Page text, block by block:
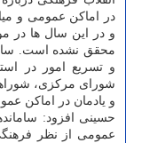
و در این سال ها در
محقق نشده است.
و تسریع امور در
شورای مرکزی،
و یادمان در اماکن
حسینی افزود:
عمومی از نظر